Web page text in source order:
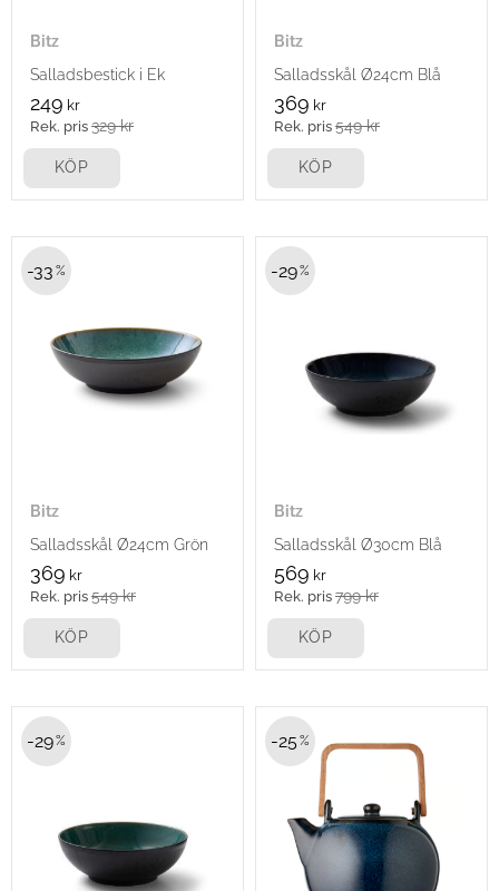
Bitz
Salladsbestick i Ek
249 kr
329kr
KÖP
Bitz
Salladsskål Ø24cm Blå
369 kr
549kr
KÖP
Bitz
Salladsskål Ø24cm Grön
369 kr
549kr
33 %
KÖP
Bitz
Salladsskål Ø30cm Blå
569 kr
799kr
29%
KÖP
29% 25%